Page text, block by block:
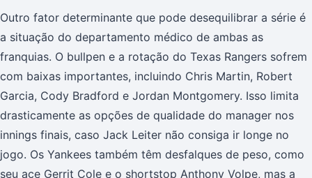
Outro fator determinante que pode desequilibrar a série é
a situação do departamento médico de ambas as
franquias. O bullpen e a rotação do Texas Rangers sofrem
com baixas importantes, incluindo Chris Martin, Robert
Garcia, Cody Bradford e Jordan Montgomery. Isso limita
drasticamente as opções de qualidade do manager nos
innings finais, caso Jack Leiter não consiga ir longe no
jogo. Os Yankees também têm desfalques de peso, como
seu ace Gerrit Cole e o shortstop Anthony Volpe, mas a